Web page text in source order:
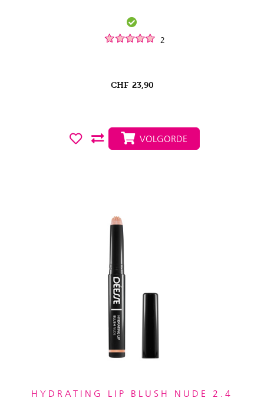
2
CHF 23,90
VOLGORDE
HYDRATING LIP BLUSH NUDE 2.4